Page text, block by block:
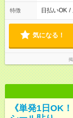
特徴 日払いOK /
気になる！
《単発1日OK